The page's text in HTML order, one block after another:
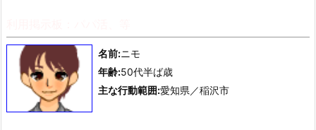
名前:ニモ
年齢:50代半ば歳
主な行動範囲:愛知県／稲沢市